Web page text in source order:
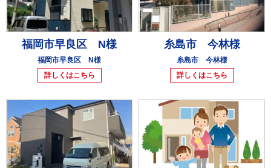
福岡市早良区 N様
福岡市早良区 N様
詳しくはこちら
糸島市 今林様
糸島市 今林様
詳しくはこちら